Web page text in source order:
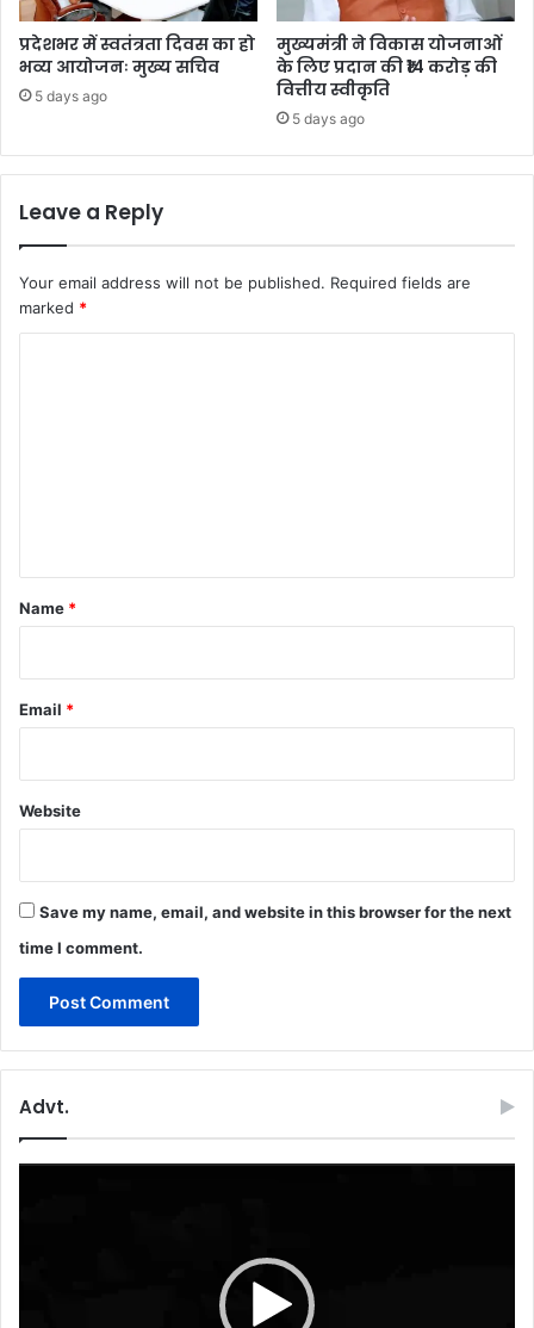
प्रदेशभर में स्वतंत्रता दिवस का हो
भव्य आयोजनः मुख्य सचिव
5 days ago
मुख्यमंत्री ने विकास योजनाओं
के लिए प्रदान की ₹14 करोड़ की
वित्तीय स्वीकृति
5 days ago
Leave a Reply
Your email address will not be published. Required fields are
marked *
*
Name *
Email *
Website
Save my name, email, and website in this browser for the next
time I comment.
Advt.